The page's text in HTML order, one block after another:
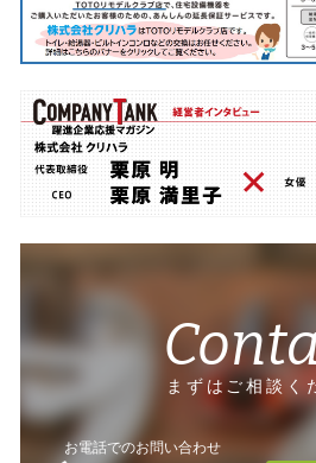
まずはご相談く
お電話でのお問い合わせ